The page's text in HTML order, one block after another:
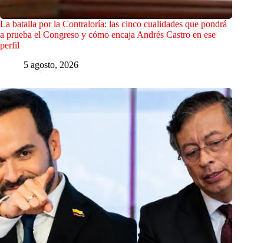
La batalla por la Contraloría: las cinco cualidades que pondrá
a prueba el Congreso y cómo encaja Andrés Castro en ese
perfil
5 agosto, 2026